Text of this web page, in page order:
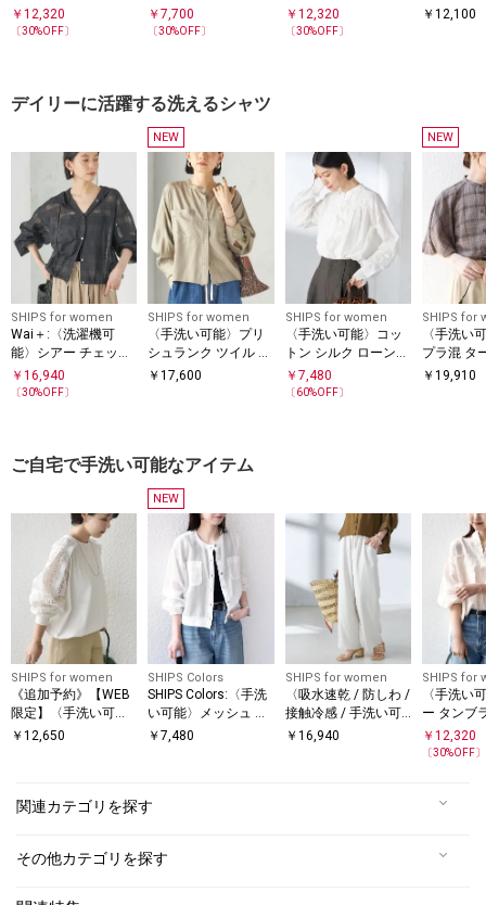
MPERIAL LINEN 混 バ
ンドカラー スキッパ
￥ 12,320
〔30%OFF〕
クス ハシゴ レース
ギャザー ブラウス
￥7,700
〔30%OFF〕
ディガン
￥ 12,320
〔30%OFF〕
ジョーゼ
￥12,100
デイリーに活躍する洗えるシャツ
SHIPS for women
Wai＋:〈洗濯機可
能〉シアー チェック
フーディー シャツ
￥ 16,940
〔30%OFF〕
NEW
SHIPS for women
〈手洗い可能〉プリ
シュランク ツイル シ
ョート シャツ 羽織
￥17,600
SHIPS for women
〈手洗い可能〉コッ
トン シルク ローン
フリル ブラウス
￥ 7,480
〔60%OFF〕
NEW
SHIPS for
〈手洗い
プラ混 タ
ック ブラ
￥19,910
ご自宅で手洗い可能なアイテム
SHIPS for women
《追加予約》【WEB
限定】〈手洗い可
能〉レース コンビ カ
￥ 12,650
NEW
SHIPS Colors
SHIPS Colors:〈手洗
い可能〉メッシュ ノ
ーカラー ハオリ 2◇
￥7,480
SHIPS for women
〈吸水速乾 / 防しわ /
接触冷感 / 手洗い可
能〉ツイル ドロスト
￥ 16,940
SHIPS for
〈手洗い
ー タンブ
ト デザイ
￥12,320
〔30%OFF〕
関連カテゴリを探す
その他カテゴリを探す